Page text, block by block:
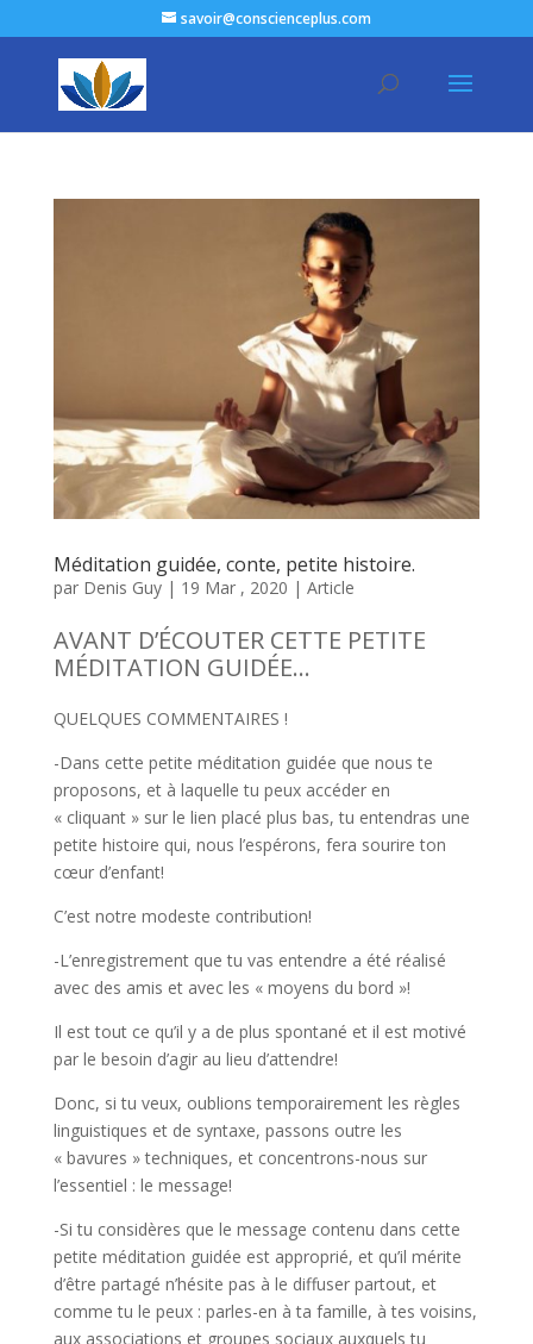
savoir@conscienceplus.com
Méditation guidée, conte, petite histoire.
par Denis Guy| 19 Mar , 2020 | Article
AVANT D’ÉCOUTER CETTE PETITE
MÉDITATION GUIDÉE…
QUELQUES COMMENTAIRES !
-Dans cette petite méditation guidée que nous te
proposons, et à laquelle tu peux accéder en
« cliquant » sur le lien placé plus bas, tu entendras une
petite histoire qui, nous l’espérons, fera sourire ton
cœur d’enfant!
C’est notre modeste contribution!
-L’enregistrement que tu vas entendre a été réalisé
avec des amis et avec les « moyens du bord »!
Il est tout ce qu’il y a de plus spontané et il est motivé
par le besoin d’agir au lieu d’attendre!
Donc, si tu veux, oublions temporairement les règles
linguistiques et de syntaxe, passons outre les
« bavures » techniques, et concentrons-nous sur
l’essentiel : le message!
-Si tu considères que le message contenu dans cette
petite méditation guidée est approprié, et qu’il mérite
d’être partagé n’hésite pas à le diffuser partout, et
comme tu le peux : parles-en à ta famille, à tes voisins,
aux associations et groupes sociaux auxquels tu